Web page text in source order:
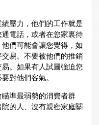
壓力，他們的工作就是
電話，或者在您家裏待
們可能會讓您覺得，如
易。不要被他們的推銷
。如果有人試圖強迫您
對他們客氣。
準最弱勢的消費者群
的人、沒有親密家庭關